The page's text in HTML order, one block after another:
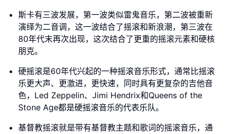
斯卡有三波发展，第一波类似雷鬼音乐，第二波被重新
演绎为二音调，这一波结合了摇滚和新浪潮，第三波在
80年代末再次出现，这次结合了更重的摇滚元素和硬核
朋克。
硬摇滚是60年代兴起的一种摇滚音乐形式，通常比摇滚
乐更大声、更激进，更快速，同时具有更复杂的吉他音
色，Led Zeppelin、Jimi Hendrix和Queens of the
Stone Age都是硬摇滚音乐的代表乐队。
基督教摇滚就是带有基督教主题和歌词的摇滚音乐，通